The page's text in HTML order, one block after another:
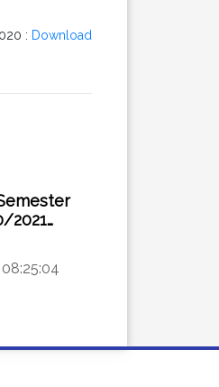
: Download
2021
Duta